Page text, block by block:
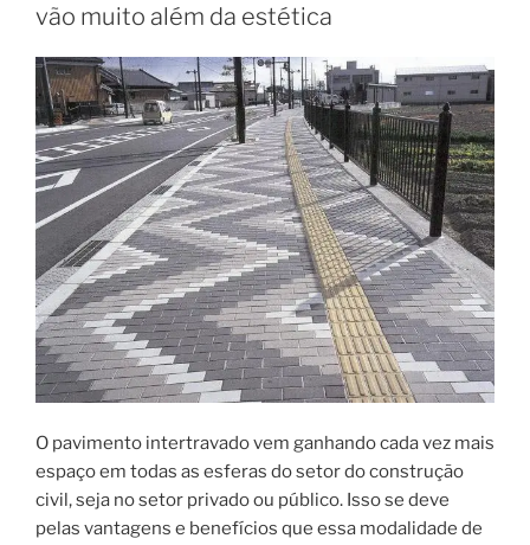
vão muito além da estética
O pavimento intertravado vem ganhando cada vez mais
espaço em todas as esferas do setor do construção
civil, seja no setor privado ou público. Isso se deve
pelas vantagens e benefícios que essa modalidade de